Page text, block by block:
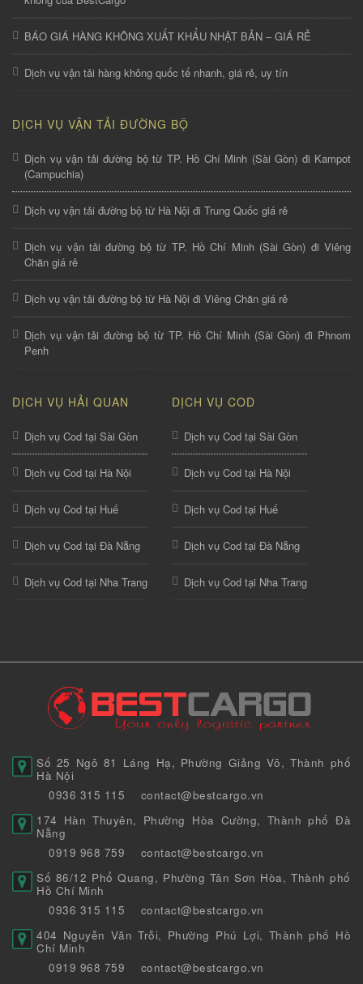
BÁO GIÁ HÀNG KHÔNG XUẤT KHẨU NHẬT BẢN – GIÁ RẺ
Dịch vụ vận tải hàng không quốc tế nhanh, giá rẻ, uy tín
DỊCH VỤ VẬN TẢI ĐƯỜNG BỘ
Dịch vụ vận tải đường bộ từ TP. Hồ Chí Minh (Sài Gòn) đi Kampot
(Campuchia)
Dịch vụ vận tải đường bộ từ Hà Nội đi Trung Quốc giá rẻ
Dịch vụ vận tải đường bộ từ TP. Hồ Chí Minh (Sài Gòn) đi Viêng
Chăn giá rẻ
Dịch vụ vận tải đường bộ từ Hà Nội đi Viêng Chăn giá rẻ
Dịch vụ vận tải đường bộ từ TP. Hồ Chí Minh (Sài Gòn) đi Phnom
Penh
DỊCH VỤ HẢI QUAN
Dịch vụ Cod tại Sài Gòn
Dịch vụ Cod tại Hà Nội
Dịch vụ Cod tại Huế
Dịch vụ Cod tại Đà Nẵng
Dịch vụ Cod tại Nha Trang
DỊCH VỤ COD
Dịch vụ Cod tại Sài Gòn
Dịch vụ Cod tại Hà Nội
Dịch vụ Cod tại Huế
Dịch vụ Cod tại Đà Nẵng
Dịch vụ Cod tại Nha Trang
Số 25 Ngõ 81 Láng Hạ, Phường Giảng Võ, Thành phố
Hà Nội
0936 315 115
contact@bestcargo.vn
174 Hàn Thuyên, Phường Hòa Cường, Thành phố Đà
Nẵng
0919 968 759
contact@bestcargo.vn
Số 86/12 Phổ Quang, Phường Tân Sơn Hòa, Thành phố
Hồ Chí Minh
0936 315 115
contact@bestcargo.vn
404 Nguyễn Văn Trỗi, Phường Phú Lợi, Thành phố Hồ
Chí Minh
0919 968 759
contact@bestcargo.vn